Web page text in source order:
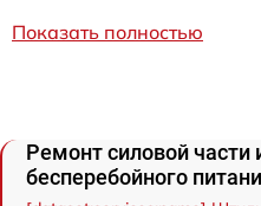
Показать полностью
Ремонт силовой части
бесперебойного